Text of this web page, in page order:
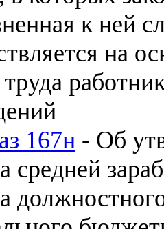
к ней
на
труда
167н - Об
средней